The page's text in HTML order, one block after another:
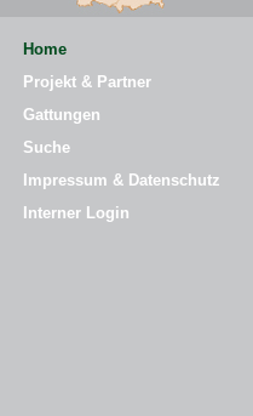
Home
Projekt & Partner
Gattungen
Suche
Impressum & Datenschutz
Interner Login